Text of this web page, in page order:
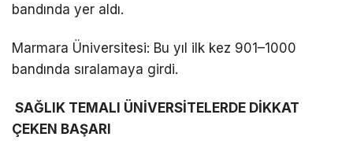
bandında yer aldı.
Marmara Üniversitesi: Bu yıl ilk kez 901–1000
bandında sıralamaya girdi.
SAĞLIK TEMALI ÜNİVERSİTELERDE DİKKAT
ÇEKEN BAŞARI